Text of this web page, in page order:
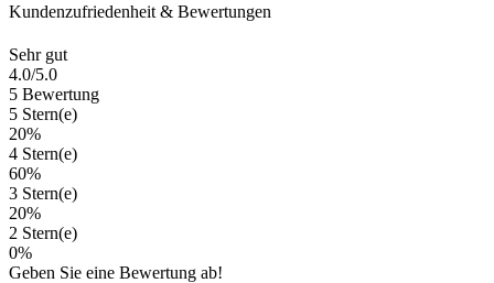
Kundenzufriedenheit & Bewertungen
Sehr gut
4.0/5.0
5 Bewertung
5 Stern(e)
20%
4 Stern(e)
60%
3 Stern(e)
20%
2 Stern(e)
0%
Geben Sie eine Bewertung ab!